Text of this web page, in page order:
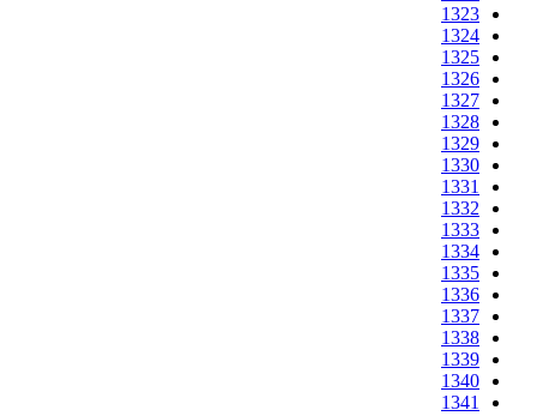
1323
1324
1325
1326
1327
1328
1329
1330
1331
1332
1333
1334
1335
1336
1337
1338
1339
1340
1341